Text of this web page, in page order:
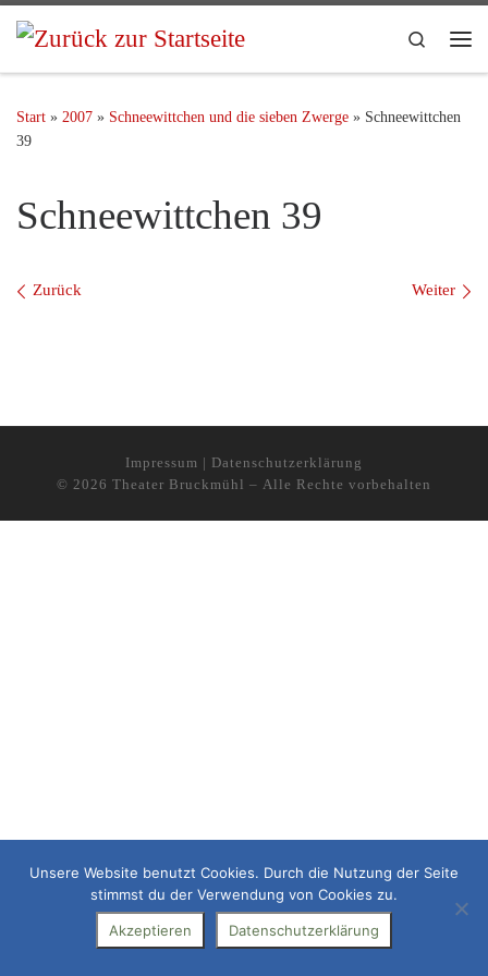
Search
Start » 2007 » Schneewittchen und die sieben Zwerge » Schneewittchen
39
Schneewittchen 39
Bilder Navigation
Zurück Weiter
Impressum | Datenschutzerklärung
© 2026 Theater Bruckmühl – Alle Rechte vorbehalten
Unsere Website benutzt Cookies. Durch die Nutzung der Seite
stimmst du der Verwendung von Cookies zu.
Akzeptieren Datenschutzerklärung